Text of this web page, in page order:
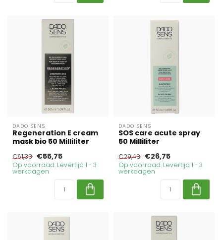
DADO SENS
Regeneration E cream
mask bio 50 Milliliter
€61,33 €55,75
Op voorraad. Levertijd 1 - 3
werkdagen
DADO SENS
SOS care acute spray
50 Milliliter
€29,43 €26,75
Op voorraad. Levertijd 1 - 3
werkdagen